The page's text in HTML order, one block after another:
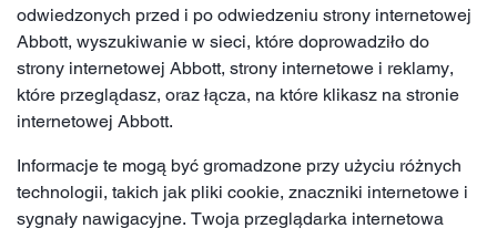
odwiedzonych przed i po odwiedzeniu strony internetowej
Abbott, wyszukiwanie w sieci, które doprowadziło do
strony internetowej Abbott, strony internetowe i reklamy,
które przeglądasz, oraz łącza, na które klikasz na stronie
internetowej Abbott.
Informacje te mogą być gromadzone przy użyciu różnych
technologii, takich jak pliki cookie, znaczniki internetowe i
sygnały nawigacyjne. Twoja przeglądarka internetowa